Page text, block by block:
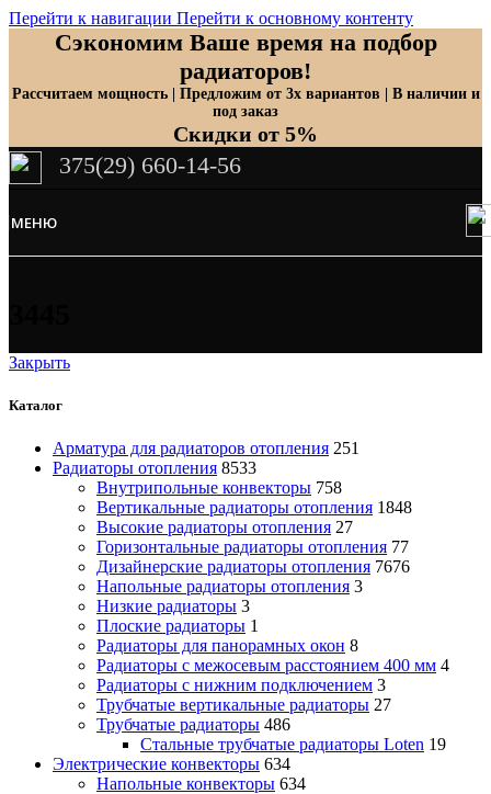
Перейти к навигации Перейти к основному контенту
Сэкономим Ваше время на подбор
радиаторов!
Рассчитаем мощность | Предложим от 3х вариантов | В наличии и
под заказ
Скидки от 5%
375(29) 660-14-56
МЕНЮ
Закрыть
Каталог
Арматура для радиаторов отопления 251
Радиаторы отопления 8533
Внутрипольные конвекторы 758
Вертикальные радиаторы отопления 1848
Высокие радиаторы отопления 27
Горизонтальные радиаторы отопления 77
Дизайнерские радиаторы отопления 7676
Напольные радиаторы отопления 3
Низкие радиаторы 3
Плоские радиаторы 1
Радиаторы для панорамных окон 8
Радиаторы с межосевым расстоянием 400 мм 4
Радиаторы с нижним подключением 3
Трубчатые вертикальные радиаторы 27
Трубчатые радиаторы 486
Cтальные трубчатые радиаторы Loten 19
Электрические конвекторы 634
Напольные конвекторы 634